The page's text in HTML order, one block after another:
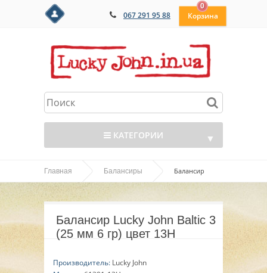
067 291 95 88
0
КАТЕГОРИИ ▼
▼
Главная Балансиры Балансир
Lucky John Baltic 3 (25 мм 6 гр) цвет 13H
Балансир Lucky John Baltic 3
(25 мм 6 гр) цвет 13H
Производитель: Lucky John